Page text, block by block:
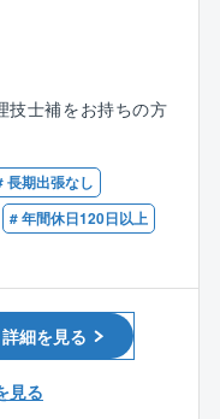
拡大を続ける安
託事業を中心に
、雑貨販売、民泊
ランドがあるた
可能になり、主客
す。
ェアを誇る飛騨/
事業エリアを拡大
込んでいます。
いたい」「チーム
す。
て、
、病院、学校、介
せ
請業務
ル管理
、ビルディー、
を利用） 他
技士補をお持ちの方
事務所、店舗、病
管理業務を5年以
長期出張なし
# 年間休日120日以上
詳細を見る
見る